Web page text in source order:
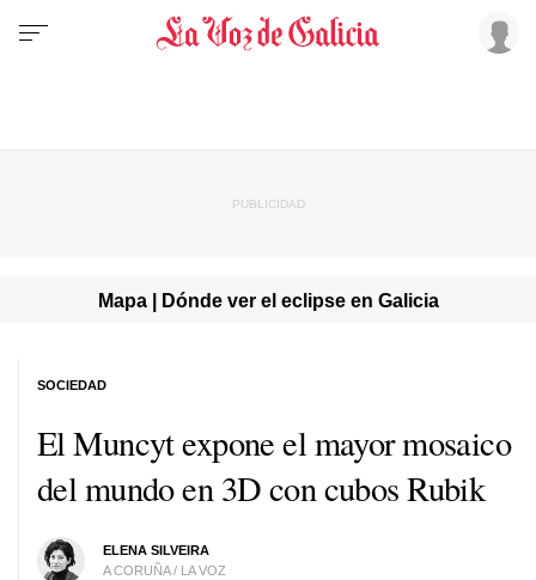
Mapa | Dónde ver el eclipse en Galicia
El Muncyt expone el mayor mosaico
del mundo en 3D con cubos Rubik
ELENA SILVEIRA
A CORUÑA / LA VOZ
SOCIEDAD